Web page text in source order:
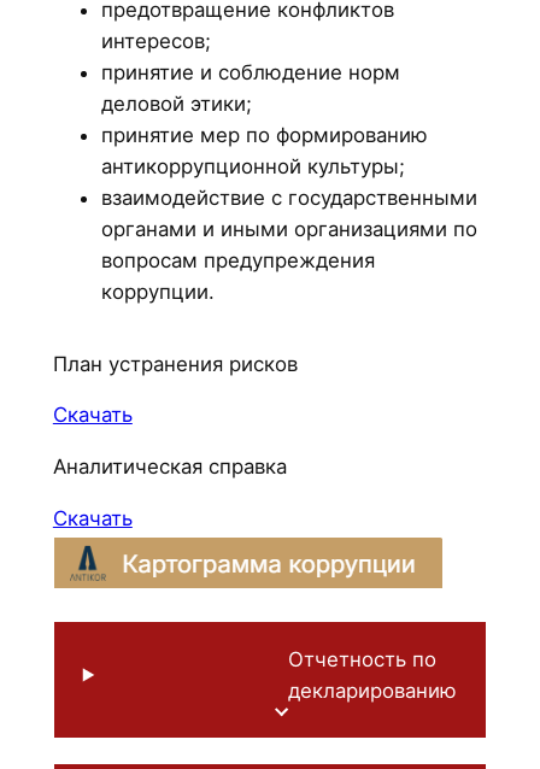
предотвращение конфликтов
интересов;
принятие и соблюдение норм
деловой этики;
принятие мер по формированию
антикоррупционной культуры;
взаимодействие с государственными
органами и иными организациями по
вопросам предупреждения
коррупции.
План устранения рисков
Скачать
Аналитическая справка
Скачать
Отчетность по
декларированию